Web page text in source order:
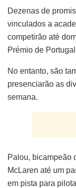
Dezenas de
vinculados a
competirão até
Prémio de
No entanto, são
presenciarão as
semana.
Palou, bicampeão
McLaren até um
em pista para